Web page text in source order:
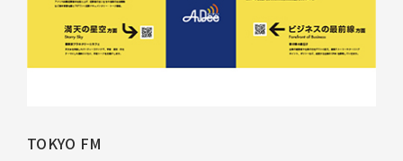
TOKYO FM